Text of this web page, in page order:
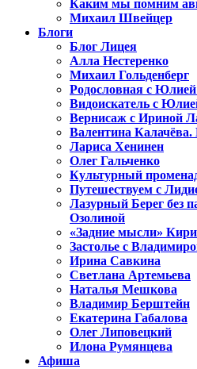
Каким мы помним
Михаил Швейцер
Блоги
Блог Лицея
Алла Нестеренко
Михаил Гольденберг
Родословная с
Видоискатель с
Вернисаж с Ириной
Валентина Калачёва.
Лариса Хенинен
Олег Гальченко
Культурный
Путешествуем с
Лазурный Берег без
Озолиной
«Задние мысли»
Застолье с
Ирина Савкина
Светлана Артемьева
Наталья Мешкова
Владимир Берштейн
Екатерина Габалова
Олег Липовецкий
Илона Румянцева
Афиша